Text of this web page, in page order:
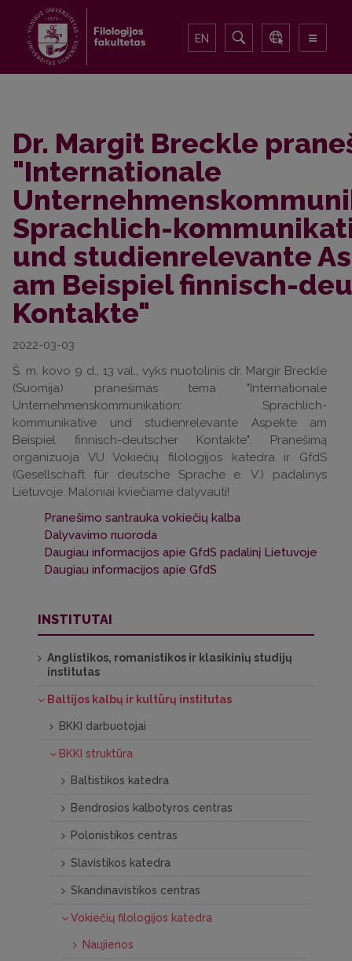
EN
Dr. Margit Breckle
"Internationale
Sprachlich-
und studienrelevante
am Beispiel finnisch-
Kontakte"
2022-03-03
Š. m. kovo 9 d., 13 val., vyks nuotolinis dr. Margir Breckle
(Suomija) pranešimas tema "Internationale
Unternehmenskommunikation: Sprachlich-
kommunikative und studienrelevante Aspekte am
Beispiel finnisch-deutscher Kontakte". Pranešimą
organizuoja VU Vokiečių filologijos katedra ir GfdS
(Gesellschaft für deutsche Sprache e. V.) padalinys
Lietuvoje. Maloniai kviečiame dalyvauti!
Pranešimo santrauka vokiečių kalba
Dalyvavimo nuoroda
Daugiau informacijos apie GfdS padalinį Lietuvoje
Daugiau informacijos apie GfdS
INSTITUTAI
Anglistikos, romanistikos ir klasikinių studijų
institutas
Baltijos kalbų ir kultūrų institutas
BKKI darbuotojai
BKKI struktūra
Baltistikos katedra
Bendrosios kalbotyros centras
Polonistikos centras
Slavistikos katedra
Skandinavistikos centras
Vokiečių filologijos katedra
Naujienos